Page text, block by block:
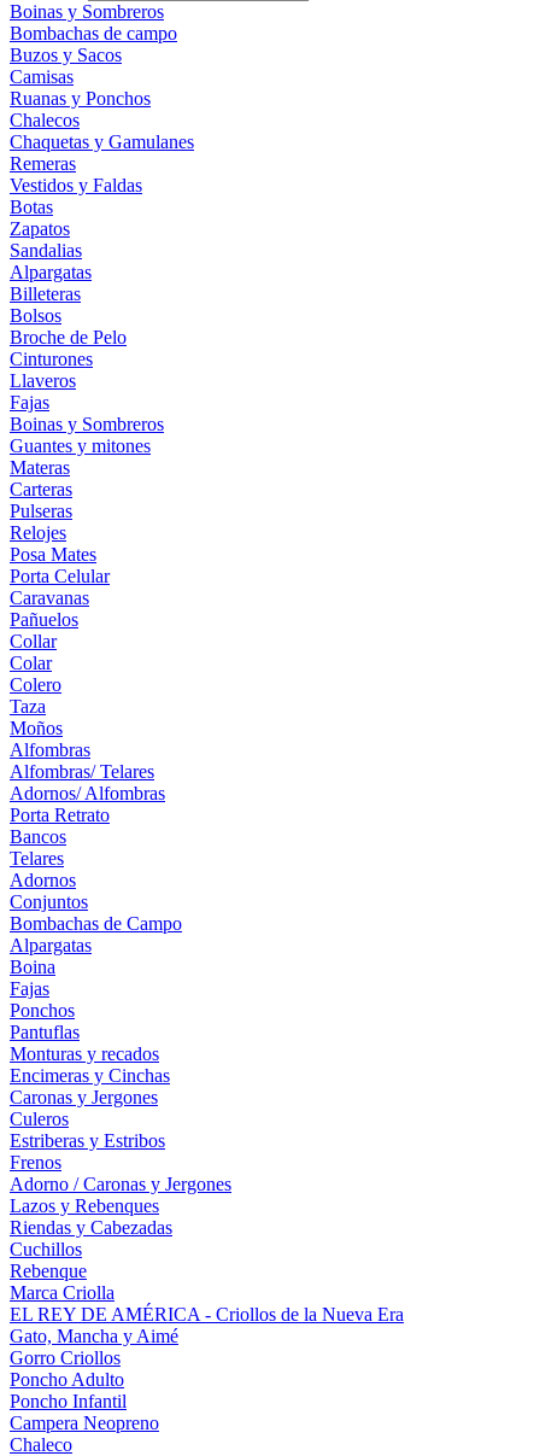
Boinas y Sombreros
Bombachas de campo
Buzos y Sacos
Camisas
Ruanas y Ponchos
Chalecos
Chaquetas y Gamulanes
Remeras
Vestidos y Faldas
Botas
Zapatos
Sandalias
Alpargatas
Billeteras
Bolsos
Broche de Pelo
Cinturones
Llaveros
Fajas
Boinas y Sombreros
Guantes y mitones
Materas
Carteras
Pulseras
Relojes
Posa Mates
Porta Celular
Caravanas
Pañuelos
Collar
Colar
Colero
Taza
Moños
Alfombras
Alfombras/ Telares
Adornos/ Alfombras
Porta Retrato
Bancos
Telares
Adornos
Conjuntos
Bombachas de Campo
Alpargatas
Boina
Fajas
Ponchos
Pantuflas
Monturas y recados
Encimeras y Cinchas
Caronas y Jergones
Culeros
Estriberas y Estribos
Frenos
Adorno / Caronas y Jergones
Lazos y Rebenques
Riendas y Cabezadas
Cuchillos
Rebenque
Marca Criolla
EL REY DE AMÉRICA - Criollos de la Nueva Era
Gato, Mancha y Aimé
Gorro Criollos
Poncho Adulto
Poncho Infantil
Campera Neopreno
Chaleco